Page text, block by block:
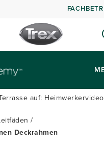
auf:
Deckrahmen